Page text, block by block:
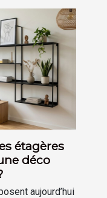
étagères
déco
aujourd’hui